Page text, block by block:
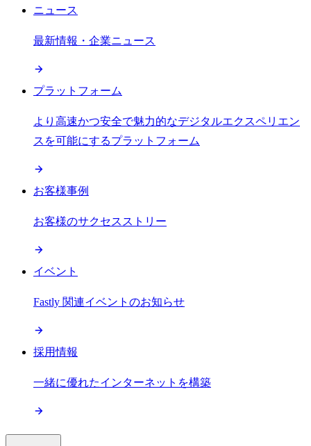
ニュース
最新情報・企業ニュース
プラットフォーム
より高速かつ安全で魅力的なデジタルエクスペリエン
スを可能にするプラットフォーム
お客様事例
お客様のサクセスストリー
イベント
Fastly 関連イベントのお知らせ
採用情報
一緒に優れたインターネットを構築